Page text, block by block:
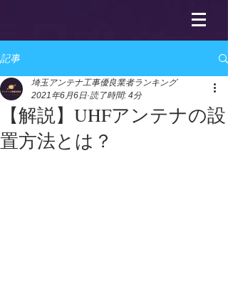
記事
【解説】UHFアンテナの設
置方法とは？
埼玉アンテナ工事優良業者ランキング
2021年6月6日 読了時間: 4分